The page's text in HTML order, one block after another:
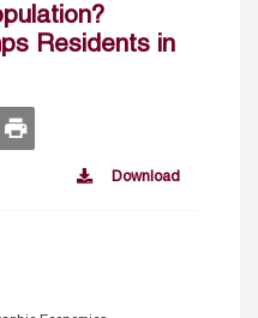
Residents in
Download